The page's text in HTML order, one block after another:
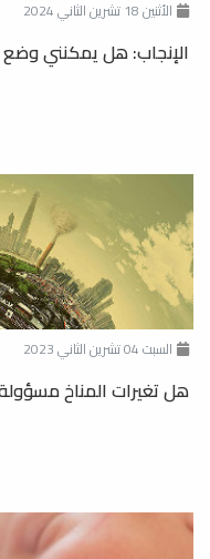
الأثنين 18 تشرين الثاني 2024
الإنجاب: هل يمكنني وضع
السبت 04 تشرين الثاني 2023
هل تغيرات المناخ